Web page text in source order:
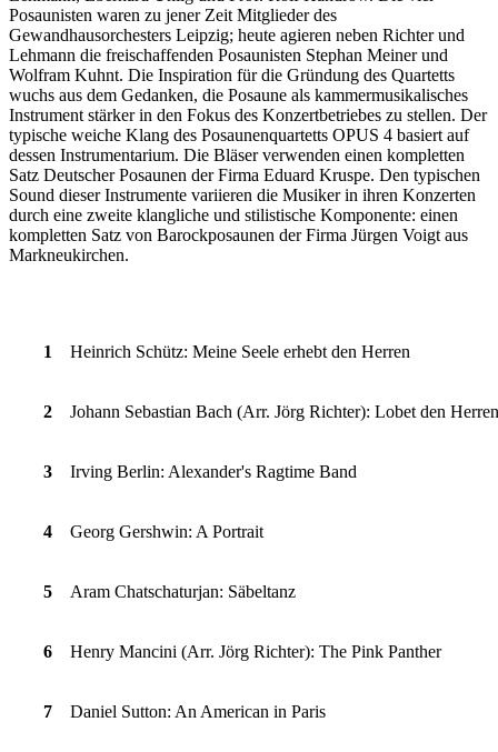
Posaunisten waren zu jener Zeit Mitglieder des
Gewandhausorchesters Leipzig; heute agieren neben Richter und
Lehmann die freischaffenden Posaunisten Stephan Meiner und
Wolfram Kuhnt. Die Inspiration für die Gründung des Quartetts
wuchs aus dem Gedanken, die Posaune als kammermusikalisches
Instrument stärker in den Fokus des Konzertbetriebes zu stellen. Der
typische weiche Klang des Posaunenquartetts OPUS 4 basiert auf
dessen Instrumentarium. Die Bläser verwenden einen kompletten
Satz Deutscher Posaunen der Firma Eduard Kruspe. Den typischen
Sound dieser Instrumente variieren die Musiker in ihren Konzerten
durch eine zweite klangliche und stilistische Komponente: einen
kompletten Satz von Barockposaunen der Firma Jürgen Voigt aus
Markneukirchen.
1 Heinrich Schütz: Meine Seele erhebt den Herren
2 Johann Sebastian Bach (Arr. Jörg Richter): Lobet den
3 Irving Berlin: Alexander's Ragtime Band
4 Georg Gershwin: A Portrait
5 Aram Chatschaturjan: Säbeltanz
6 Henry Mancini (Arr. Jörg Richter): The Pink Panther
7 Daniel Sutton: An American in Paris